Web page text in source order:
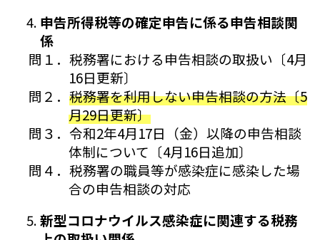
申告所得税等の確定申告に係る申告相談関
係
問１．税務署における申告相談の取扱い〔4月
16日更新〕
問２． 税務署を利用しない申告相談の方法〔5
月29日更新〕
問３．令和2年4月17日（金）以降の申告相談
体制について〔4月16日追加〕
問４．税務署の職員等が感染症に感染した場
合の申告相談の対応
新型コロナウイルス感染症に関連する税務